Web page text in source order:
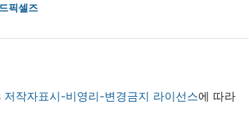
픽셀즈
작자표시-비영리-변경금지 라이선스에 따라